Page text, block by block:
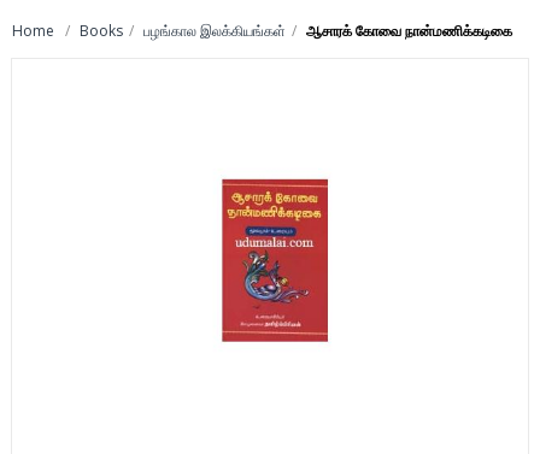
Home Books பழங்கால இலக்கியங்கள் ஆசாரக் கோவை நான்மணிக்கடிகை